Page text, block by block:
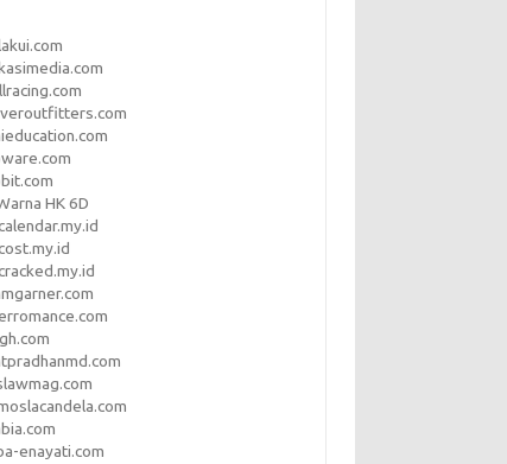
HK 6D
enayati.com